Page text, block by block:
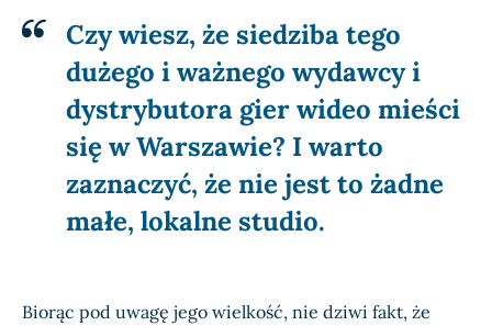
Czy wiesz, że siedziba tego
dużego i ważnego wydawcy i
dystrybutora gier wideo mieści
się w Warszawie? I warto
zaznaczyć, że nie jest to żadne
małe, lokalne studio.
Biorąc pod uwagę jego wielkość, nie dziwi fakt, że